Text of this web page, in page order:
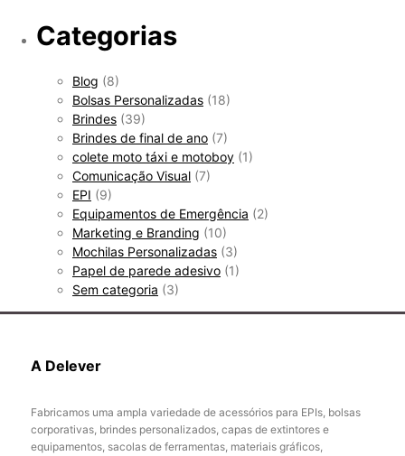
Categorias
Blog (8)
Bolsas Personalizadas (18)
Brindes (39)
Brindes de final de ano (7)
colete moto táxi e motoboy (1)
Comunicação Visual (7)
EPI (9)
Equipamentos de Emergência (2)
Marketing e Branding (10)
Mochilas Personalizadas (3)
Papel de parede adesivo (1)
Sem categoria (3)
A Delever
Fabricamos uma ampla variedade de acessórios para EPIs, bolsas
corporativas, brindes personalizados, capas de extintores e
equipamentos, sacolas de ferramentas, materiais gráficos,